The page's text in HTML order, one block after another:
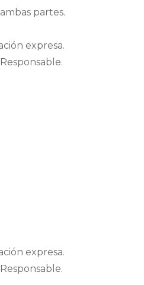
partes.
expresa.
expresa.